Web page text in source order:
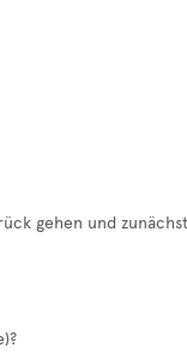
gehen und